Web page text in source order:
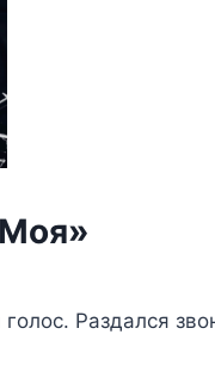
Раздался